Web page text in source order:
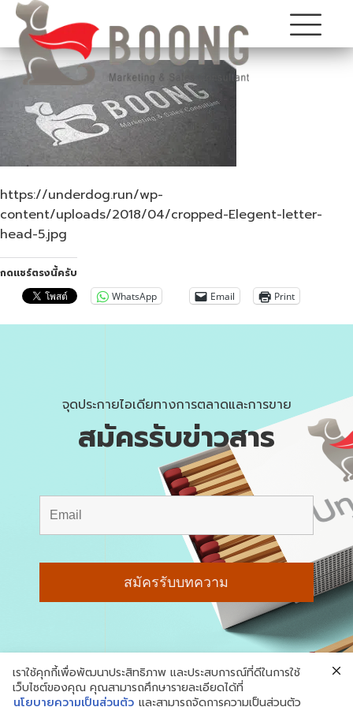
https://underdog.run/wp-
content/uploads/2018/04/cropped-Elegent-letter-
head-5.jpg
กดแชร์ตรงนี้ครับ
WhatsApp Email Print
จุดประกายไอเดียทางการตลาดและการขาย
สมัครรับข่าวสาร
เราใช้คุกกี้เพื่อพัฒนาประสิทธิภาพ และประสบการณ์ที่ดีในการใช้
เว็บไซต์ของคุณ คุณสามารถศึกษารายละเอียดได้ที่
นโยบายความเป็นส่วนตัว และสามารถจัดการความเป็นส่วนตัว